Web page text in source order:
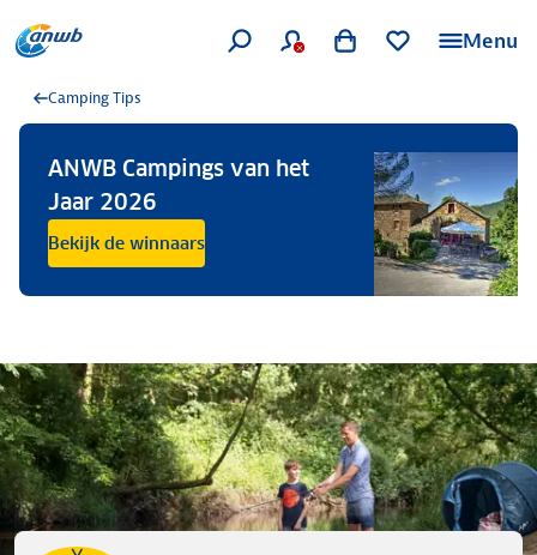
Menu
Camping Tips
ANWB Campings van het
Jaar 2026
Bekijk de winnaars